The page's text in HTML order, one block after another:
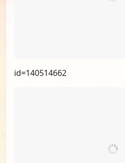
id=140514662